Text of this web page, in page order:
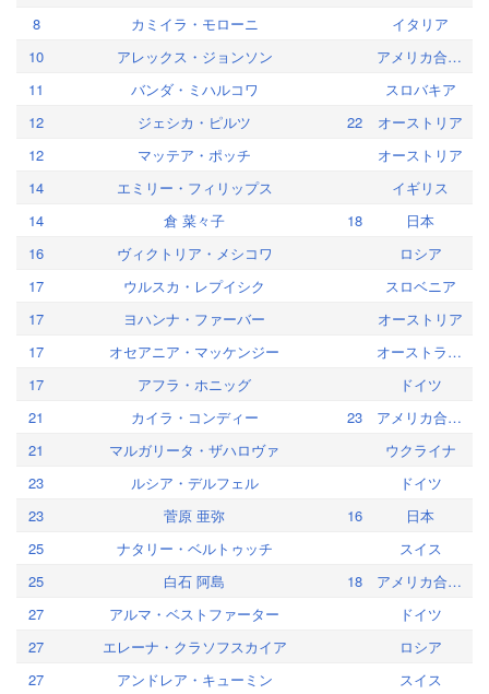
8
カミイラ・モローニ
イタリア
10
アレックス・ジョンソン
アメリカ合衆国
11
バンダ・ミハルコワ
スロバキア
12
ジェシカ・ピルツ 22
オーストリア
12
マッテア・ポッチ
オーストリア
14
エミリー・フィリップス
イギリス
14
倉 菜々子 18
日本
16
ヴィクトリア・メシコワ
ロシア
17
ウルスカ・レプイシク
スロベニア
17
ヨハンナ・ファーバー
オーストリア
17
オセアニア・マッケンジー
オーストラリア
17
アフラ・ホニッグ
ドイツ
21
カイラ・コンディー 23
アメリカ合衆国
21
マルガリータ・ザハロヴァ
ウクライナ
23
ルシア・デルフェル
ドイツ
23
菅原 亜弥 16
日本
25
ナタリー・ベルトゥッチ
スイス
25
白石 阿島 18
アメリカ合衆国
27
アルマ・ベストファーター
ドイツ
27
エレーナ・クラソフスカイア
ロシア
27
アンドレア・キューミン
スイス